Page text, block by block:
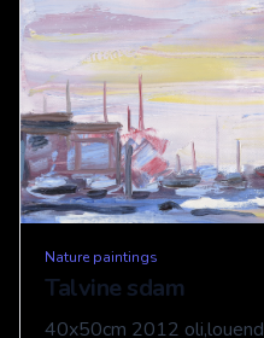
Nature paintings
Talvine sdam
40x50cm 2012 oli,louend